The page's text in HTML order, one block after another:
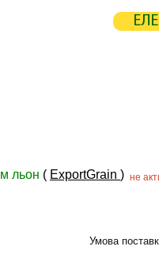
льон ( ExportGrain ) не
Умова